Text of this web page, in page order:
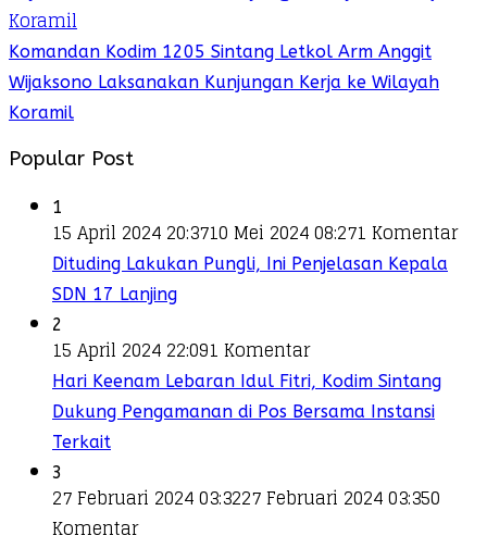
Komandan Kodim 1205 Sintang Letkol Arm Anggit
Wijaksono Laksanakan Kunjungan Kerja ke Wilayah
Koramil
Popular Post
1
15 April 2024 20:3710 Mei 2024 08:271 Komentar
Dituding Lakukan Pungli, Ini Penjelasan Kepala
SDN 17 Lanjing
2
15 April 2024 22:091 Komentar
Hari Keenam Lebaran Idul Fitri, Kodim Sintang
Dukung Pengamanan di Pos Bersama Instansi
Terkait
3
27 Februari 2024 03:3227 Februari 2024 03:350
Komentar